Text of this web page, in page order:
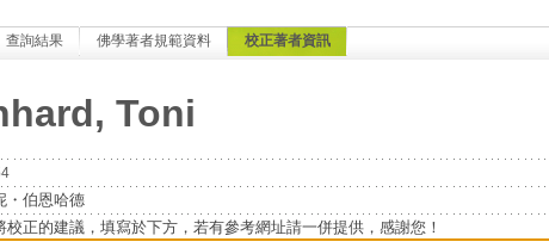
查詢結果 佛學著者規範資料 校正著者資訊
Toni
・伯恩哈德
校正的建議，填寫於下方，若有參考網址請一併提供，感謝您！